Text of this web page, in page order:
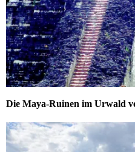
Die Maya-Ruinen im Urwald